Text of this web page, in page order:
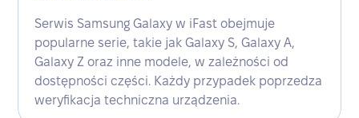
Serwis Samsung Galaxy w iFast obejmuje
popularne serie, takie jak Galaxy S, Galaxy A,
Galaxy Z oraz inne modele, w zależności od
dostępności części. Każdy przypadek poprzedza
weryfikacja techniczna urządzenia.